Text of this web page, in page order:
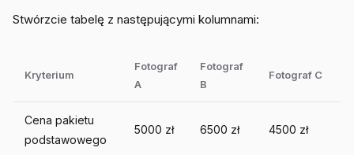
Stwórzcie tabelę z następującymi kolumnami:
Kryterium
Fotograf
A
Fotograf
B
Fotograf C
Cena pakietu
podstawowego
5000 zł 6500 zł 4500 zł